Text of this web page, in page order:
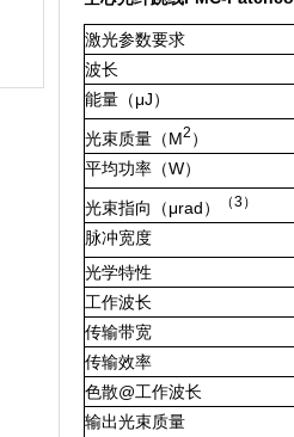
激光参数要求
波长
能量（μJ）
光束质量（M2 ）
平均功率（W）
光束指向（μrad） （3）
脉冲宽度
光学特性
工作波长
传输带宽
传输效率
色散@工作波长
输出光束质量